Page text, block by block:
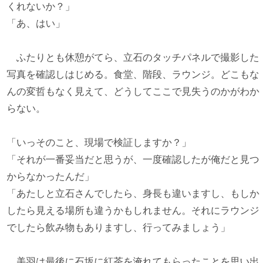
くれないか？」
「あ、はい」
ふたりとも休憩がてら、立石のタッチパネルで撮影した
写真を確認しはじめる。食堂、階段、ラウンジ。どこもな
んの変哲もなく見えて、どうしてここで見失うのかがわか
らない。
「いっそのこと、現場で検証しますか？」
「それが一番妥当だと思うが、一度確認したが俺だと見つ
からなかったんだ」
「あたしと立石さんでしたら、身長も違いますし、もしか
したら見える場所も違うかもしれません。それにラウンジ
でしたら飲み物もありますし、行ってみましょう」